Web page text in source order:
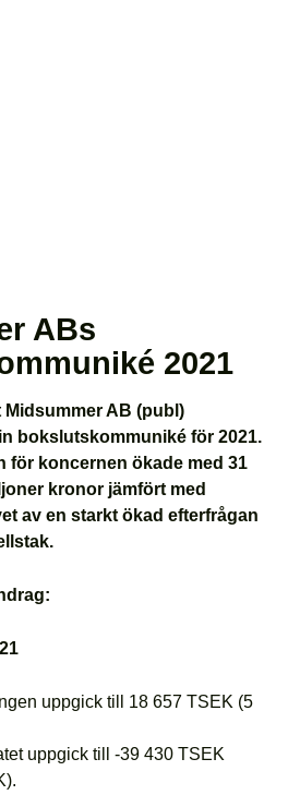
ABs
2021
AB (publ)
bokslutskommuniké för 2021.
för koncernen ökade med 31
kronor jämfört med
av en starkt ökad efterfrågan
uppgick till 18 657 TSEK (5
uppgick till -39 430 TSEK